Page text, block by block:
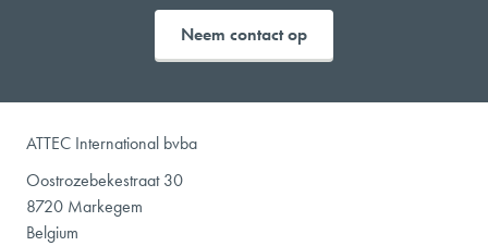
Neem contact op
ATTEC International bvba
Oostrozebekestraat 30
8720 Markegem
Belgium